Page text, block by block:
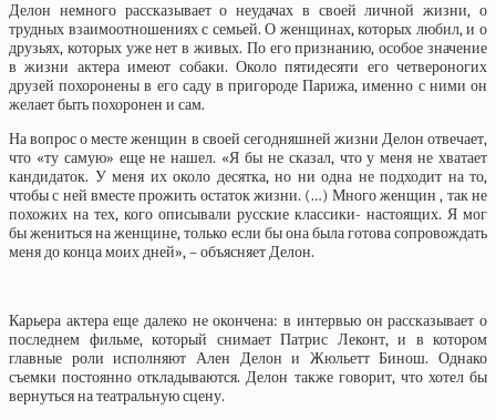
Делон немного рассказывает о неудачах в своей личной жизни, о
трудных взаимоотношениях с семьей. О женщинах, которых любил, и о
друзьях, которых уже нет в живых. По его признанию, особое значение
в жизни актера имеют собаки. Около пятидесяти его четвероногих
друзей похоронены в его саду в пригороде Парижа, именно с ними он
желает быть похоронен и сам.
На вопрос о месте женщин в своей сегодняшней жизни Делон отвечает,
что «ту самую» еще не нашел. «Я бы не сказал, что у меня не хватает
кандидаток. У меня их около десятка, но ни одна не подходит на то,
чтобы с ней вместе прожить остаток жизни. (…) Много женщин , так не
похожих на тех, кого описывали русские классики- настоящих. Я мог
бы жениться на женщине, только если бы она была готова сопровождать
меня до конца моих дней», – объясняет Делон.
Карьера актера еще далеко не окончена: в интервью он рассказывает о
последнем фильме, который снимает Патрис Леконт, и в котором
главные роли исполняют Ален Делон и Жюльетт Бинош. Однако
съемки постоянно откладываются. Делон также говорит, что хотел бы
вернуться на театральную сцену.